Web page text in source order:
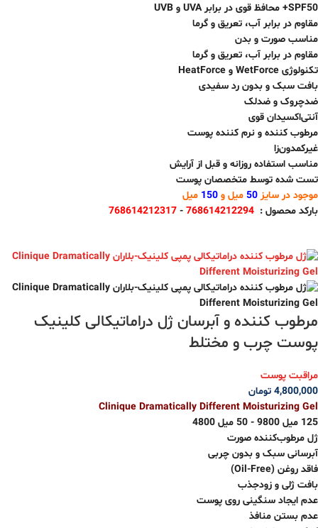
SPF50+ محافظ قوی در برابر UVA و UVB
مقاوم در برابر آب، تعریق و گرما
مناسب صورت و بدن
مقاوم در برابر آب، تعریق و گرما
تکنولوژی WetForce و HeatForce
بافت سبک و بدون رد سفیدی
ضدچروک و ضدلک
آنتی‌اکسیدان قوی
مرطوب کننده و نرم کننده پوست
غیرکمدون‌زا
مناسب استفاده روزانه و قبل از آرایش
تست شده توسط متخصصان پوست
موجود در سایز 50 میل و 150 میل
بارکد محصول : 768614212294
-
768614212317
مرطوب کننده و آبرسان ژل دراماتیکالی کلینیک
پوست چرب و مختلط
مراقبت پوست
4,800,000 تومان
Clinique Dramatically Different Moisturizing Gel
125 میل 9800 - 50 میل 4800
ژل مرطوب‌کننده صورت
آبرسانی سبک و بدون چربی
فاقد روغن (Oil-Free)
بافت ژلی و زودجذب
عدم ایجاد سنگینی روی پوست
عدم بستن منافذ